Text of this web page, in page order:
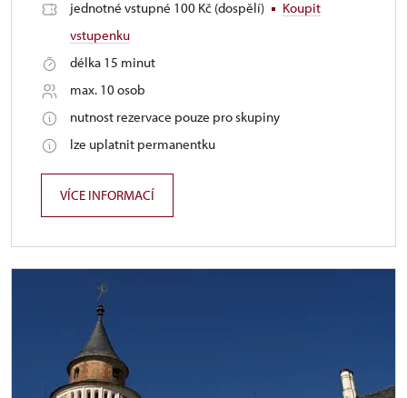
jednotné vstupné 100 Kč (dospělí)
Koupit
vstupenku
délka 15 minut
max. 10 osob
nutnost rezervace pouze pro skupiny
lze uplatnit permanentku
VÍCE INFORMACÍ